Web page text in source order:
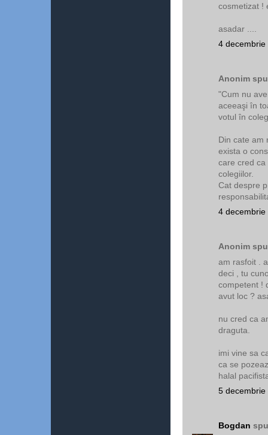
cosmetizat !
asadar ....
4
Anonim
"Cum nu
aceeaşi în
votul în
Din cate am
exista o
care cred
colegiilor.
Cat despre
4
Anonim
am rasfoit .
deci , tu
competent !
avut loc ?
nu cred ca
draguta.
imi vine sa
ca se
halal
5 decembrie
Bogdan